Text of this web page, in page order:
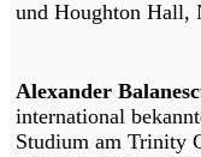
und Houghton Hall,
Alexander
international
Studium am Trinity